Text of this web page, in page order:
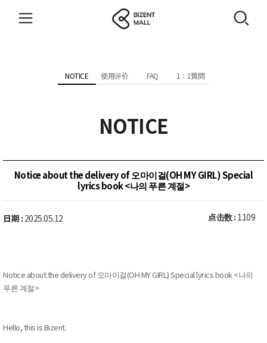
NOTICE 使用评价 FAQ 1：1質問
NOTICE
Notice about the delivery of 오마이걸(OH MY GIRL) Special
lyrics book <나의 푸른 계절>
日期 : 2025.05.12 点击数 : 1109
Notice about the delivery of 오마이걸(OH MY GIRL) Special lyrics book <나의
푸른 계절>
Hello, this is Bizent.